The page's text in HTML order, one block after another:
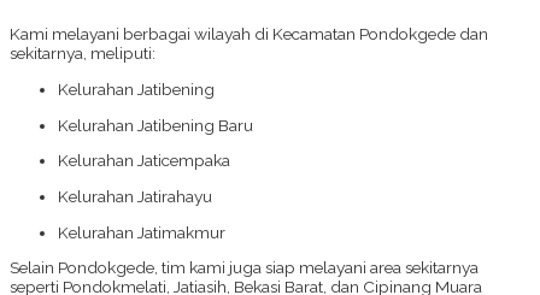
Kami melayani berbagai wilayah di Kecamatan Pondokgede dan
sekitarnya, meliputi:
Kelurahan Jatibening
Kelurahan Jatibening Baru
Kelurahan Jaticempaka
Kelurahan Jatirahayu
Kelurahan Jatimakmur
Selain Pondokgede, tim kami juga siap melayani area sekitarnya
seperti Pondokmelati, Jatiasih, Bekasi Barat, dan Cipinang Muara